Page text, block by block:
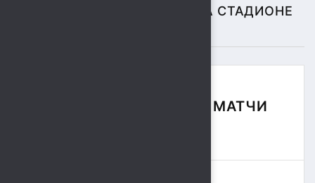
СПОРТИВНЫЕ СОБЫТИЯ НА СТАДИОНЕ
ФУТБОЛЬНЫЕ МАТЧИ